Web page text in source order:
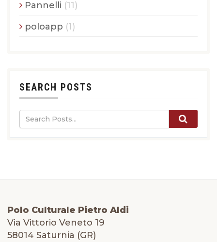
Pannelli (11)
poloapp (1)
SEARCH POSTS
Polo Culturale Pietro Aldi
Via Vittorio Veneto 19
58014 Saturnia (GR)